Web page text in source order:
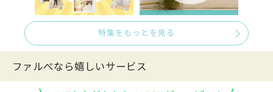
特集をもっとを見る
ファルべなら嬉しいサービス